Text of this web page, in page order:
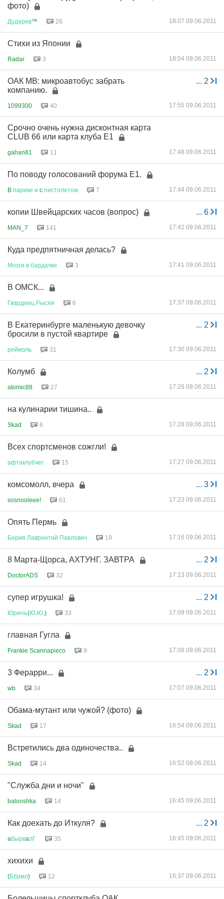
фото)
Дударев™ 26 18:07 09.06.2011
Стихи из Японии
Radar 3 18:04 09.06.2011
... 2
ОАК МВ: микроавтобус забрать
компанию.
1099300 40 17:55 09.06.2011
Срочно очень нужна дисконтная карта
CLUB 66 или карта клуба Е1
gahan81 11 17:48 09.06.2011
По поводу голосований форума Е1.
B парике и c пистолетом 7 17:44 09.06.2011
... 6
копии Швейцарских часов (вопрос)
MAN_7 141 17:42 09.06.2011
Куда предпятничная делась?
Мозги в бардачке 3 17:41 09.06.2011
В ОМСК...
Гвардеец Рысяя 6 17:37 09.06.2011
... 2
В Екатеринбурге маленькую девочку
бросили в пустой квартире
реймэль 31 17:30 09.06.2011
... 2
Колумб
atomic88 27 17:28 09.06.2011
на кулинарии тишина..
Skad 6 17:28 09.06.2011
Всех спортсменов сожгли!
афтаклубчег 15 17:27 09.06.2011
... 3
комсомолл, вчера
sosnooleee! 61 17:23 09.06.2011
Опять Пермь
Берия Лаврентий Павлович 19 17:16 09.06.2011
... 2
8 Марта-Щорса, АХТУНГ. ЗАВТРА
DoctorADS 32 17:13 09.06.2011
... 2
супер игрушка!
Юричъ(Ю Ю .) 33 17:09 09.06.2011
главная Гугла
Frankie Scannapieco 9 17:08 09.06.2011
... 2
3 Ферарри...
wb 34 17:07 09.06.2011
Обама-мутант или чужой? (фото)
Skad 17 16:54 09.06.2011
Встретились два одиночества..
Skad 14 16:52 09.06.2011
"Служба дни и ночи"
balooshka 14 16:45 09.06.2011
... 2
Как доехать до Иткуля?
aбырвaлГ 35 16:45 09.06.2011
хихихи
(Ббрмл) 12 16:37 09.06.2011